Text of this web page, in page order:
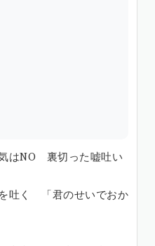
はNO 裏切った嘘吐い
吐く 「君のせいでおか